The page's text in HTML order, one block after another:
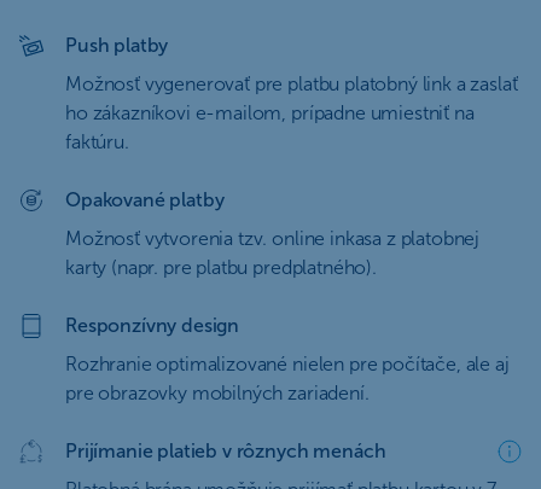
Push platby
Možnosť vygenerovať pre platbu platobný link a zaslať
ho zákazníkovi e-mailom, prípadne umiestniť na
faktúru.
Opakované platby
Možnosť vytvorenia tzv. online inkasa z platobnej
karty (napr. pre platbu predplatného).
Responzívny design
Rozhranie optimalizované nielen pre počítače, ale aj
pre obrazovky mobilných zariadení.
Prijímanie platieb v rôznych menách